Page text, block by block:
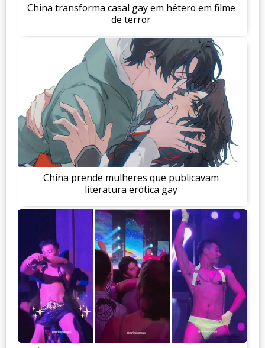
China transforma casal gay em hétero em filme
de terror
China prende mulheres que publicavam
literatura erótica gay